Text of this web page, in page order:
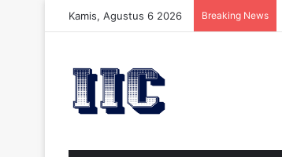
Kamis, Agustus 6 2026 Breaking News